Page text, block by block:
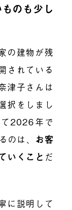
のも少し
の建物が残
されている
津子さんは
択をしまし
2026年で
は、 お客
いくこと だ
に説明して